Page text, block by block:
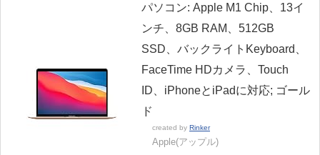
パソコン: Apple M1 Chip、13イ
ンチ、8GB RAM、512GB
SSD、バックライトKeyboard、
FaceTime HDカメラ、Touch
ID、iPhoneとiPadに対応; ゴール
ド
created by Rinker
Apple(アップル)